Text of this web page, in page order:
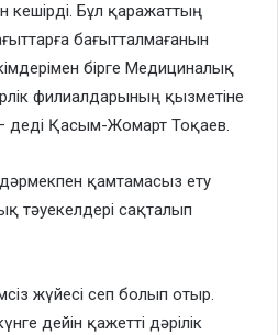
кешірді. Бұл қаражаттың
бағытталмағанын
бірге Медициналық
филиалдарының қызметіне
— деді Қасым-Жомарт Тоқаев.
қамтамасыз ету
тәуекелдері сақталып
жүйесі сеп болып отыр.
дейін қажетті дәрілік